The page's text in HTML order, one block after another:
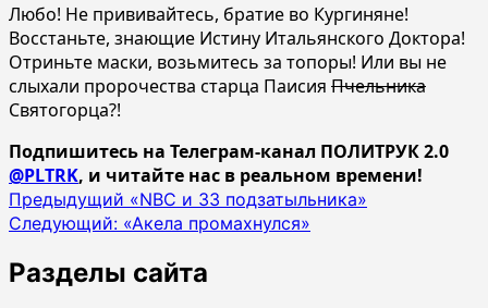
Любо! Не прививайтесь, братие во Кургиняне!
Восстаньте, знающие Истину Итальянского Доктора!
Отриньте маски, возьмитесь за топоры! Или вы не
слыхали пророчества старца Паисия Пчельника
Святогорца?!
Подпишитесь на Телеграм-канал ПОЛИТРУК 2.0
@PLTRK, и читайте нас в реальном времени!
Навигация
записи
Предыдущий «NBC и 33 подзатыльника»
Следующий: «Акела промахнулся»
Разделы сайта